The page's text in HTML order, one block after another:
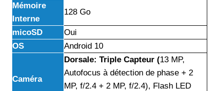
Mémoire
Interne
128 Go
micoSD
Oui
OS
Android 10
Caméra
Dorsale: Triple Capteur (13 MP,
Autofocus à détection de phase + 2
MP, f/2.4 + 2 MP, f/2.4), Flash LED